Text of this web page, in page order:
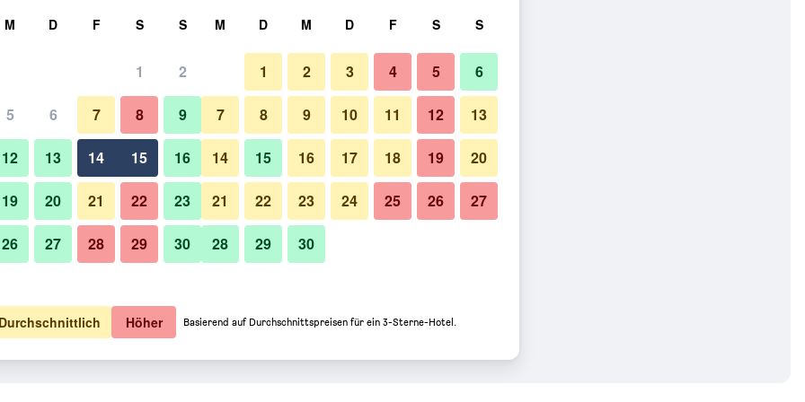
Preise anzeigen
Preise anzeigen
M D F S S
1 2
5 6 7 8 9
12 13 14 15 16
19 20 21 22 23
26 27 28 29 30
M D M D F S S
1 2 3 4 5 6
7 8 9 10 11 12 13
14 15 16 17 18 19 20
21 22 23 24 25 26 27
28 29 30
Durchschnittlich Höher Basierend auf Durchschnittspreisen für ein 3-Sterne-Hotel.